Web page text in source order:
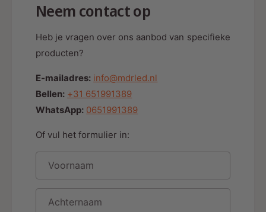
Neem contact op
Heb je vragen over ons aanbod van specifieke
producten?
E-mailadres: info@mdrled.nl
Bellen: +31 651991389
WhatsApp: 0651991389
Of vul het formulier in:
Voornaam
Achternaam